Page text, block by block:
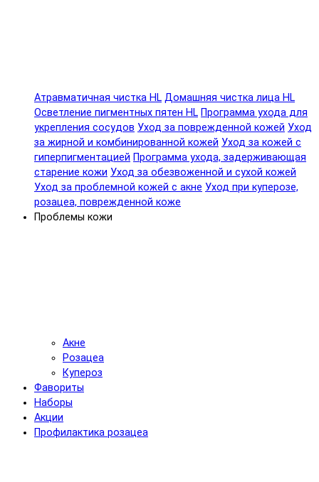
Атравматичная чистка HL Домашняя чистка лица HL
Осветление пигментных пятен HL Программа ухода для
укрепления сосудов Уход за поврежденной кожей Уход
за жирной и комбинированной кожей Уход за кожей с
гиперпигментацией Программа ухода, задерживающая
старение кожи Уход за обезвоженной и сухой кожей
Уход за проблемной кожей с акне Уход при куперозе,
розацеа, поврежденной коже
Проблемы кожи
Акне
Розацеа
Купероз
Фавориты
Наборы
Акции
Профилактика розацеа